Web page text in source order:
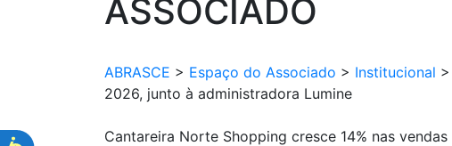
ASSOCIADO
ABRASCE > Espaço do Associado > Institucional >
2026, junto à administradora Lumine
Cantareira Norte Shopping cresce 14% nas